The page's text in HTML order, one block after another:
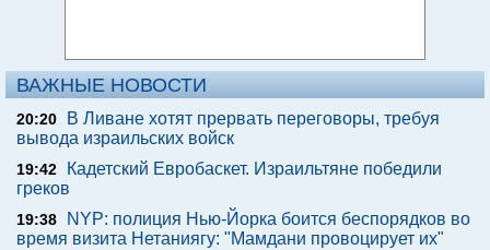
ВАЖНЫЕ НОВОСТИ
20:20
В Ливане хотят прервать переговоры, требуя
вывода израильских войск
19:42
Кадетский Евробаскет. Израильтяне победили
греков
19:38
NYP: полиция Нью-Йорка боится беспорядков во
время визита Нетаниягу: "Мамдани провоцирует их"